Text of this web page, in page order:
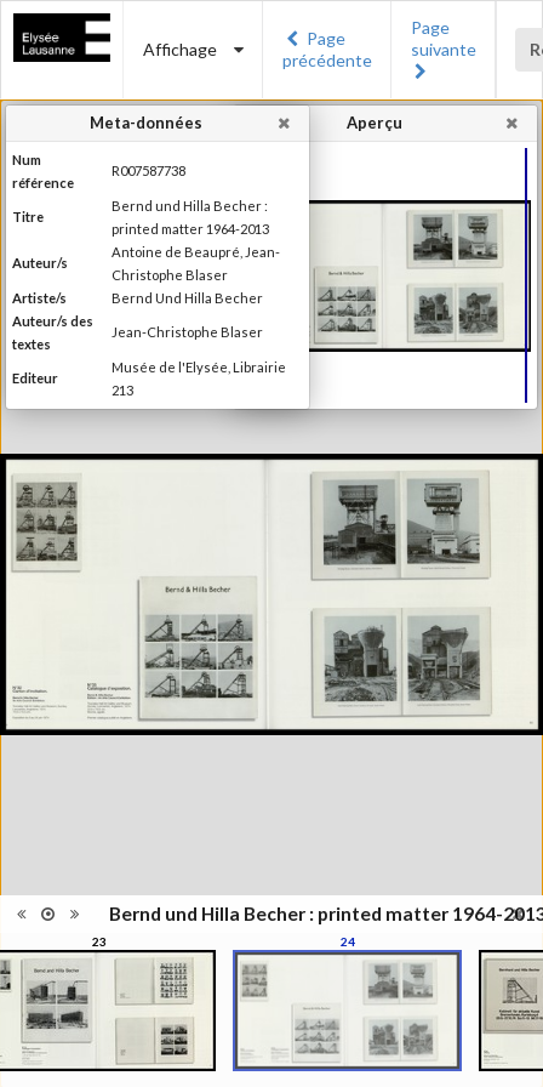
Affichage
Page
précédente
Page
suivante
Bernd und Hilla Becher : printed matter 1964-
23 24
Aperçu
Meta-données
Num
référence
R007587738
Titre
Bernd und Hilla Becher :
printed matter 1964-2013
Auteur/s
Antoine de Beaupré, Jean-
Christophe Blaser
Artiste/s
Bernd Und Hilla Becher
Auteur/s des
textes
Jean-Christophe Blaser
Editeur
Musée de l'Elysée, Librairie
213
Lieu d'édition
Lausanne, Paris
d'édition
Information
1964/2013", Musée de l'Elysée,
Lausanne, septembre 2010 -
janvier 2011; Paris Photo,
Grand Palais, novembre 2012;
ENSP Arles
Catégorie
Monographie
Type de
reliure
Broché
ISBN/ISSN
ISBN 978-2-88350-102-7
Nombre
d'exemplaires
imprimés